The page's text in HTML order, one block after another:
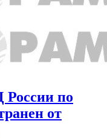
по
от